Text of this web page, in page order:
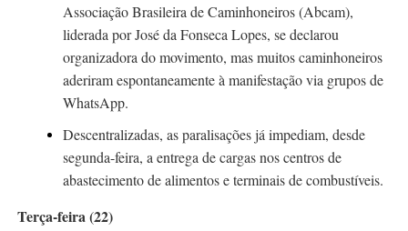
Associação Brasileira de Caminhoneiros (Abcam),
liderada porJosé da Fonseca Lopes, se declarou
organizadora do movimento, mas muitos caminhoneiros
aderiram espontaneamente à manifestação via gruposde
WhatsApp.
Descentralizadas, as paralisações já impediam, desde
segunda-feira, a entrega de cargas nos centros de
abastecimento de alimentos e terminais de combustíveis.
Terça-feira (22)